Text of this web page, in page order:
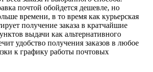
почтой обойдется дешевле, но
времени, в то время как курьерская
получение заказа в кратчайшие
выдачи как альтернативного
удобство получения заказов в любое
к графику работы почтовых